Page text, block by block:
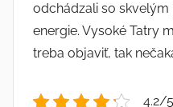
odchádzali so
energie. Vysoké Tatry
treba objaviť, tak
4.2/